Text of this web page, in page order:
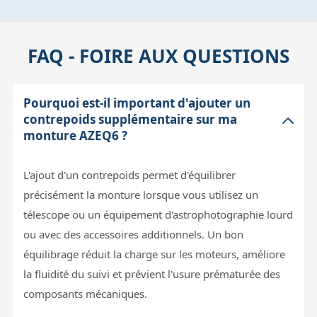
FAQ - FOIRE AUX QUESTIONS
Pourquoi est-il important d'ajouter un
contrepoids supplémentaire sur ma
monture AZEQ6 ?
L'ajout d'un contrepoids permet d'équilibrer
précisément la monture lorsque vous utilisez un
télescope ou un équipement d'astrophotographie lourd
ou avec des accessoires additionnels. Un bon
équilibrage réduit la charge sur les moteurs, améliore
la fluidité du suivi et prévient l'usure prématurée des
composants mécaniques.